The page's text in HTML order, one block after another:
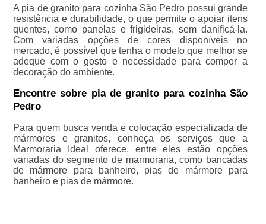
A pia de granito para cozinha São Pedro possui grande
resistência e durabilidade, o que permite o apoiar itens
quentes, como panelas e frigideiras, sem danificá-la.
Com variadas opções de cores disponíveis no
mercado, é possível que tenha o modelo que melhor se
adeque com o gosto e necessidade para compor a
decoração do ambiente.
Encontre sobre pia de granito para cozinha São
Pedro
Para quem busca venda e colocação especializada de
mármores e granitos, conheça os serviços que a
Marmoraria Ideal oferece, entre eles estão opções
variadas do segmento de marmoraria, como bancadas
de mármore para banheiro, pias de mármore para
banheiro e pias de mármore.